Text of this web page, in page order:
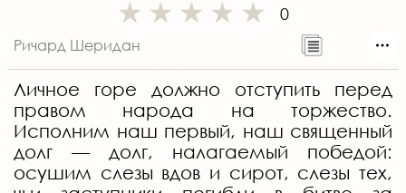
0
Ричард Шеридан
Личное горе должно отступить перед
правом народа на торжество.
Исполним наш первый, наш священный
долг — долг, налагаемый победой:
осушим слезы вдов и сирот, слезы тех,